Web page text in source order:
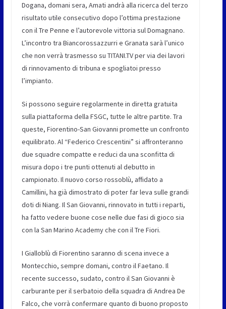
Dogana, domani sera, Amati andrà alla ricerca del terzo
risultato utile consecutivo dopo l’ottima prestazione
con il Tre Penne e l’autorevole vittoria sul Domagnano.
L’incontro tra Biancorossazzurri e Granata sarà l’unico
che non verrà trasmesso su TITANI.TV per via dei lavori
di rinnovamento di tribuna e spogliatoi presso
l’impianto.
Si possono seguire regolarmente in diretta gratuita
sulla piattaforma della FSGC, tutte le altre partite. Tra
queste, Fiorentino-San Giovanni promette un confronto
equilibrato. Al “Federico Crescentini” si affronteranno
due squadre compatte e reduci da una sconfitta di
misura dopo i tre punti ottenuti al debutto in
campionato. Il nuovo corso rossoblù, affidato a
Camillini, ha già dimostrato di poter far leva sulle grandi
doti di Niang. Il San Giovanni, rinnovato in tutti i reparti,
ha fatto vedere buone cose nelle due fasi di gioco sia
con la San Marino Academy che con il Tre Fiori.
I Gialloblù di Fiorentino saranno di scena invece a
Montecchio, sempre domani, contro il Faetano. Il
recente successo, sudato, contro il San Giovanni è
carburante per il serbatoio della squadra di Andrea De
Falco, che vorrà confermare quanto di buono proposto